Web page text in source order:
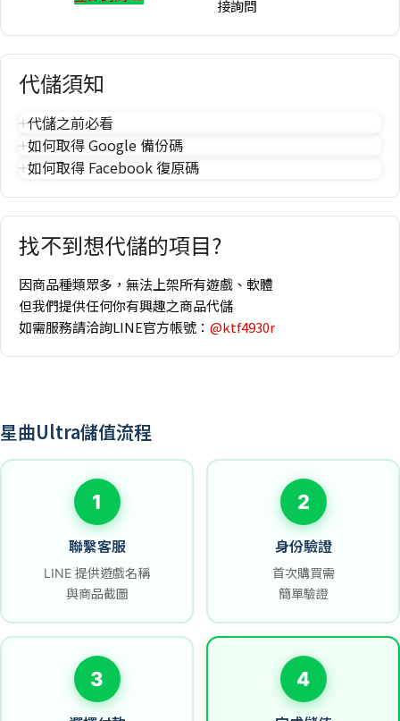
接詢問
代儲須知
代儲之前必看
如何取得 Google 備份碼
如何取得 Facebook 復原碼
找不到想代儲的項目?
因商品種類眾多，無法上架所有遊戲、軟體
但我們提供任何你有興趣之商品代儲
如需服務請洽詢LINE官方帳號： @ktf4930r
星曲Ultra儲值流程
1
聯繫客服
LINE 提供遊戲名稱
與商品截圖
2
身份驗證
首次購買需
簡單驗證
3 4